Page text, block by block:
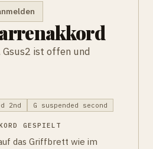
ist offen und
2nd G suspended second
GESPIELT
das Griffbrett wie im